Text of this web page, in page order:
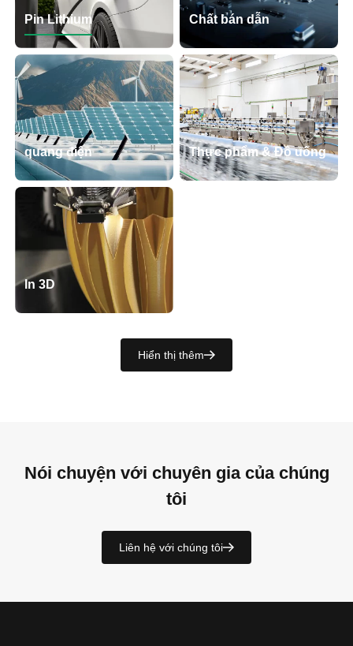
Pin Lithium Chất bán dẫn
quang điện Thực phẩm & Đồ uống
In 3D
Hiển thị thêm
Nói chuyện với chuyên gia của chúng
tôi
Liên hệ với chúng tôi